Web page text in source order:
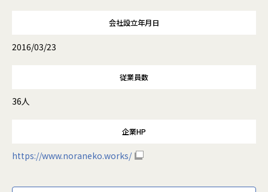
会社設立年月日
2016/03/23
従業員数
36人
企業HP
https://www.noraneko.works/